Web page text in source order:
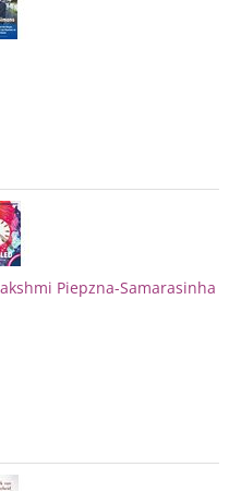
Piepzna-Samarasinha